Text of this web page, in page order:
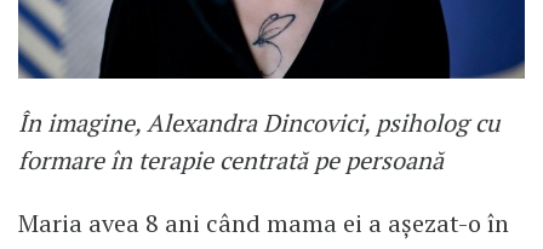
În imagine, Alexandra Dincovici, psiholog cu
formare în terapie centrată pe persoană
Maria avea 8 ani când mama ei a așezat-o în